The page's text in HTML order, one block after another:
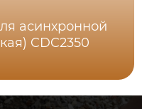
асинхронной
CDC2350